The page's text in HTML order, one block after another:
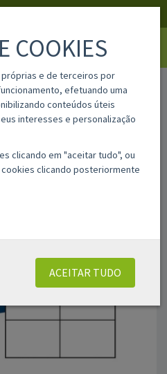
COOKIES
e de terceiros por
efetuando uma
conteúdos úteis
interesses e personalização
clicando em "aceitar tudo", ou
clicando posteriormente
ACEITAR TUDO